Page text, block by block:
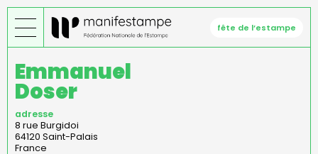
Aller
au
contenu
fête de l’estampe
Emmanuel
Doser
adresse
8 rue Burgidoi
64120 Saint-Palais
France